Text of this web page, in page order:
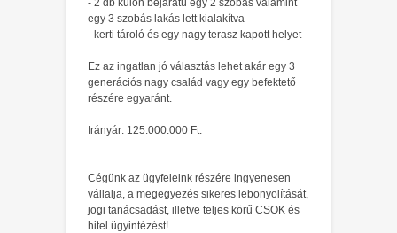
egy 3 szobás lakás lett kialakítva
- kerti tároló és egy nagy terasz kapott helyet
Ez az ingatlan jó választás lehet akár egy 3
generációs nagy család vagy egy befektető
részére egyaránt.
Irányár: 125.000.000 Ft.
Cégünk az ügyfeleink részére ingyenesen
vállalja, a megegyezés sikeres lebonyolítását,
jogi tanácsadást, illetve teljes körű CSOK és
hitel ügyintézést!